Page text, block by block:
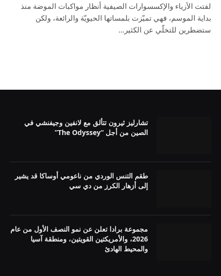
لفتت الأزياء والإكسسوارات الصيفية أنظار مواكبات الموضة منذ
بداية الموسم، فهي تميّزت بلمساتها الحيويّة والرائعة، ولكن
ستضطرين للتخلّي عن الكثير…
تشارليز ثيرون تتألق مع لانفين وجيفنشي في
الصين من أجل “The Odyssey”
طقم التنس الوردي من ناعومي أوساكا قد يشير
إلى أزهار الكرز من دي سي
مجموعة برادا تعلن عن نمو النصف الأول من عام
2026، والأمريكتين القويتين، ومنطقة آسيا
والمحيط الهادئ